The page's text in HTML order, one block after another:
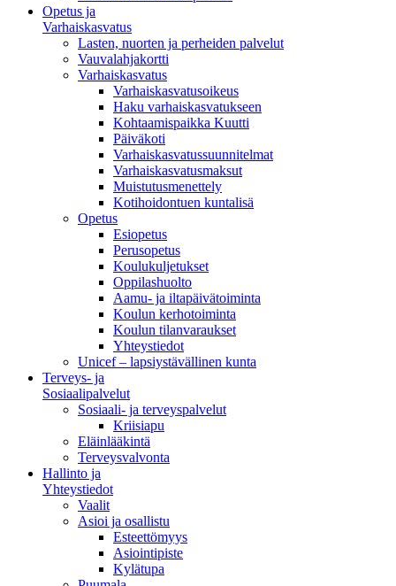
Opetus ja
Varhaiskasvatus
Lasten, nuorten ja perheiden palvelut
Vauvalahjakortti
Varhaiskasvatus
Varhaiskasvatusoikeus
Haku varhaiskasvatukseen
Kohtaamispaikka Kuutti
Päiväkoti
Varhaiskasvatussuunnitelmat
Varhaiskasvatusmaksut
Muistutusmenettely
Kotihoidontuen kuntalisä
Opetus
Esiopetus
Perusopetus
Koulukuljetukset
Oppilashuolto
Aamu- ja iltapäivätoiminta
Koulun kerhotoiminta
Koulun tilanvaraukset
Yhteystiedot
Unicef – lapsiystävällinen kunta
Terveys- ja
Sosiaalipalvelut
Sosiaali- ja terveyspalvelut
Kriisiapu
Eläinlääkintä
Terveysvalvonta
Hallinto ja
Yhteystiedot
Vaalit
Asioi ja osallistu
Esteettömyys
Asiointipiste
Kylätupa